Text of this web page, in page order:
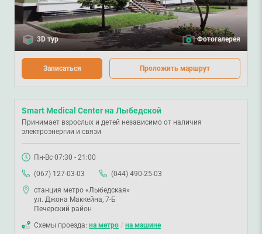
3D тур Фотогалерея
Записаться Проложить маршрут
Smart Medical Center на Лыбедской
Принимает взрослых и детей независимо от наличия
электроэнергии и связи
Пн-Вс 07:30 - 21:00
(067) 127-03-03
(044) 490-25-03
станция метро «Лыбедская»
ул. Джона Маккейна, 7-Б
Печерский район
Схемы проезда: на метро / на машине